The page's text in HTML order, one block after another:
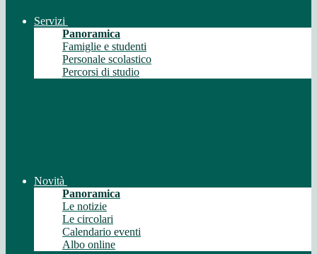
Servizi
Panoramica
Famiglie e studenti
Personale scolastico
Percorsi di studio
Novità
Panoramica
Le notizie
Le circolari
Calendario eventi
Albo online